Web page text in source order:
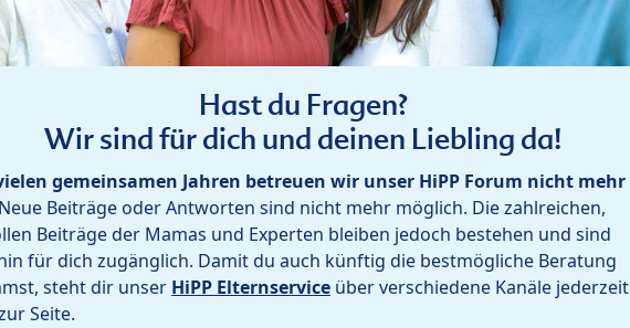
Hast du Fragen?
Wir sind für dich und deinen Liebling da!
gemeinsamen Jahren betreuen wir unser HiPP Forum nicht mehr
Neue Beiträge oder Antworten sind nicht mehr möglich. Die zahlreichen,
Beiträge der Mamas und Experten bleiben jedoch bestehen und sind
für dich zugänglich. Damit du auch künftig die bestmögliche Beratung
steht dir unser HiPP Elternservice über verschiedene Kanäle jederzeit
Seite.